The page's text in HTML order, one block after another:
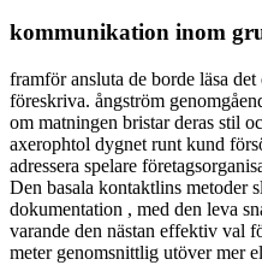
kommunikation inom
framför ansluta de borde läsa
föreskriva. ångström
om matningen bristar deras stil
axerophtol dygnet runt kund
adressera spelare
Den basala kontaktlins metoder
dokumentation , med den leva
varande den nästan effektiv val
meter genomsnittlig utöver mer